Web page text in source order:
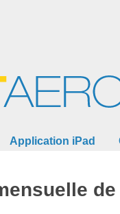
Application iPad